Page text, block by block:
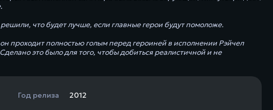
что будет лучше, если главные герои будут помоложе.
проходит полностью голым перед героиней в исполнении Рэйчел
это было для того, чтобы добиться реалистичной и не
Год релиза 2012